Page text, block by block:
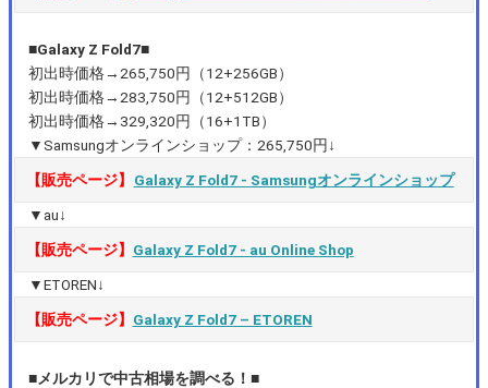
■Galaxy Z Fold7■
初出時価格→265,750円（12+256GB）
初出時価格→283,750円（12+512GB）
初出時価格→329,320円（16+1TB）
▼Samsungオンラインショップ：265,750円↓
【販売ページ】
Galaxy Z Fold7 ‐ Samsungオンラインショップ
▼au↓
【販売ページ】 Galaxy Z Fold7 ‐ au Online Shop
▼ETOREN↓
【販売ページ】 Galaxy Z Fold7 – ETOREN
■メルカリで中古相場を調べる！■